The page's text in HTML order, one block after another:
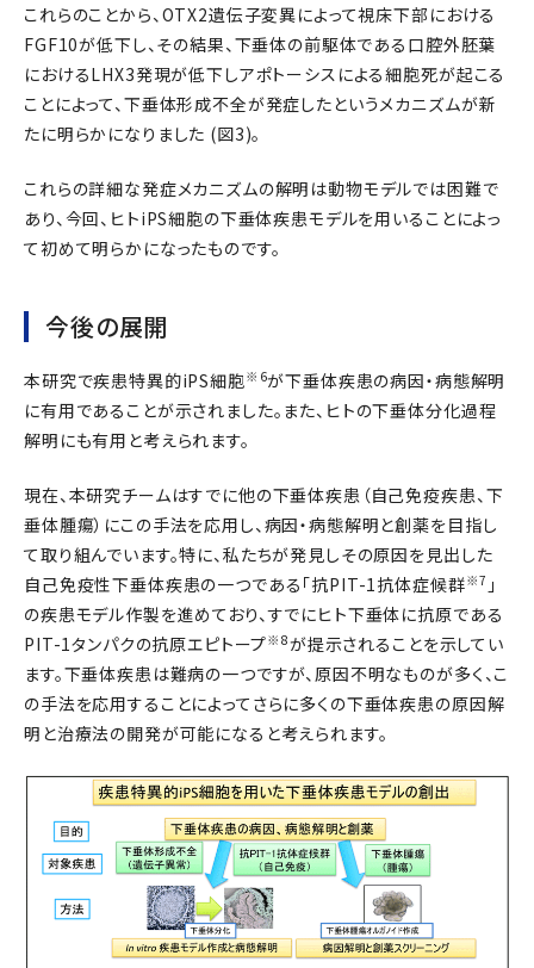
これらのことから、OTX2遺伝子変異によって視床下部における
FGF10が低下し、その結果、下垂体の前駆体である口腔外胚葉
におけるLHX3発現が低下しアポトーシスによる細胞死が起こる
ことによって、下垂体形成不全が発症したというメカニズムが新
たに明らかになりました (図3)。
これらの詳細な発症メカニズムの解明は動物モデルでは困難で
あり、今回、ヒトiPS細胞の下垂体疾患モデルを用いることによっ
て初めて明らかになったものです。
今後の展開
本研究で疾患特異的iPS細胞※6が下垂体疾患の病因・病態解明
に有用であることが示されました。また、ヒトの下垂体分化過程
解明にも有用と考えられます。
現在、本研究チームはすでに他の下垂体疾患（自己免疫疾患、下
垂体腫瘍）にこの手法を応用し、病因・病態解明と創薬を目指し
て取り組んでいます。特に、私たちが発見しその原因を見出した
自己免疫性下垂体疾患の一つである「抗PIT-1抗体症候群※7 」
の疾患モデル作製を進めており、すでにヒト下垂体に抗原である
PIT-1タンパクの抗原エピトープ※8が提示されることを示してい
ます。下垂体疾患は難病の一つですが、原因不明なものが多く、こ
の手法を応用することによってさらに多くの下垂体疾患の原因解
明と治療法の開発が可能になると考えられます。